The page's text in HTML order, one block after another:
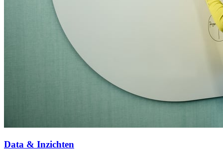
Data & Inzichten